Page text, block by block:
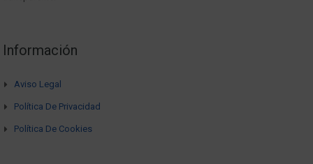
Información
Aviso Legal
Política De Privacidad
Política De Cookies